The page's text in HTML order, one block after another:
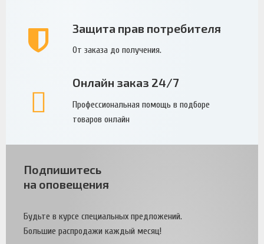
Защита прав потребителя
От заказа до получения.
Онлайн заказ 24/7
Профессиональная помощь в подборе
товаров онлайн
Подпишитесь
на оповещения
Будьте в курсе специальных предложений.
Большие распродажи каждый месяц!